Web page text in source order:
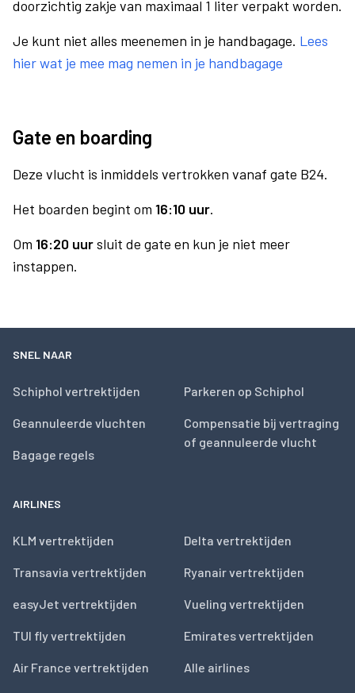
doorzichtig zakje van maximaal 1 liter verpakt worden.
Je kunt niet alles meenemen in je handbagage. Lees
hier wat je mee mag nemen in je handbagage
Gate en boarding
Deze vlucht is inmiddels vertrokken vanaf gate B24.
Het boarden begint om 16:10 uur.
Om 16:20 uursluit de gate en kun je niet meer
instappen.
SNEL NAAR
Schiphol vertrektijden
Geannuleerde vluchten
Bagage regels
Parkeren op Schiphol
Compensatie bij vertraging
of geannuleerde vlucht
AIRLINES
KLM vertrektijden
Transavia vertrektijden
easyJet vertrektijden
TUI fly vertrektijden
Air France vertrektijden
Delta vertrektijden
Ryanair vertrektijden
Vueling vertrektijden
Emirates vertrektijden
Alle airlines